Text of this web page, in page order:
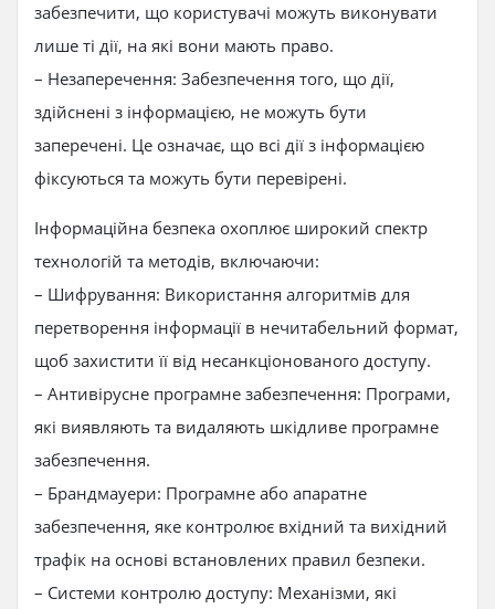
забезпечити, що користувачі можуть виконувати
лише ті дії, на які вони мають право.
– Незаперечення: Забезпечення того, що дії,
здійснені з інформацією, не можуть бути
заперечені. Це означає, що всі дії з інформацією
фіксуються та можуть бути перевірені.
Інформаційна безпека охоплює широкий спектр
технологій та методів, включаючи:
– Шифрування: Використання алгоритмів для
перетворення інформації в нечитабельний формат,
щоб захистити її від несанкціонованого доступу.
– Антивірусне програмне забезпечення: Програми,
які виявляють та видаляють шкідливе програмне
забезпечення.
– Брандмауери: Програмне або апаратне
забезпечення, яке контролює вхідний та вихідний
трафік на основі встановлених правил безпеки.
– Системи контролю доступу: Механізми, які